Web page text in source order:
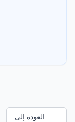
العودة إلى